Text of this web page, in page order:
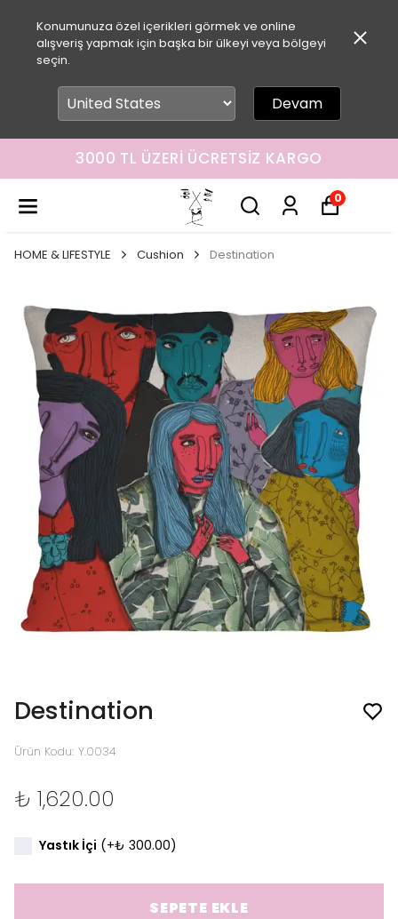
Konumunuza özel içerikleri görmek ve online
alışveriş yapmak için başka bir ülkeyi veya bölgeyi
seçin.
Devam
3000 TL ÜZERI ÜCRETSIZ KARGO
0
HOME & LIFESTYLE Cushion Destination
Destination
Ürün Kodu: Y.0034
₺ 1,620.00
Yastık İçi (+₺ 300.00)
SEPETE EKLE